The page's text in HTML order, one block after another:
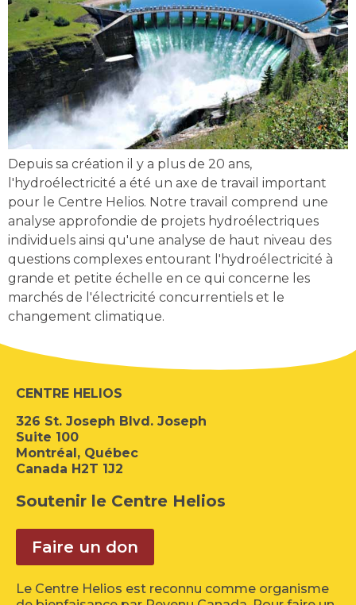
Depuis sa création il y a plus de 20 ans,
l'hydroélectricité a été un axe de travail important
pour le Centre Helios. Notre travail comprend une
analyse approfondie de projets hydroélectriques
individuels ainsi qu'une analyse de haut niveau des
questions complexes entourant l'hydroélectricité à
grande et petite échelle en ce qui concerne les
marchés de l'électricité concurrentiels et le
changement climatique.
CENTRE HELIOS
326 St. Joseph Blvd. Joseph
Suite 100
Montréal, Québec
Canada H2T 1J2
Soutenir le Centre Helios
Faire un don
Le Centre Helios est reconnu comme organisme